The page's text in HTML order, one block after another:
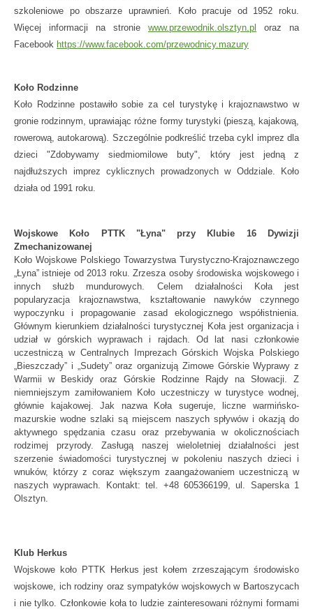
szkoleniowe po obszarze uprawnień. Koło pracuje od 1952 roku.
Więcej informacji na stronie www.przewodnik.olsztyn.pl
oraz na
Facebook https://www.facebook.com/przewodnicy.mazury
Koło Rodzinne
Koło Rodzinne postawiło sobie za cel turystykę i krajoznawstwo w
gronie rodzinnym, uprawiając różne formy turystyki (pieszą, kajakową,
rowerową, autokarową). Szczególnie podkreślić trzeba cykl imprez dla
dzieci "Zdobywamy siedmiomilowe buty", który jest jedną z
najdłuższych imprez cyklicznych prowadzonych w Oddziale. Koło
działa od 1991 roku.
Wojskowe Koło PTTK "Łyna" przy Klubie 16 Dywizji
Zmechanizowanej
Koło Wojskowe Polskiego Towarzystwa Turystyczno-Krajoznawczego
„Łyna” istnieje od 2013 roku. Zrzesza osoby środowiska wojskowego i
innych służb mundurowych. Celem działalności Koła jest
popularyzacja krajoznawstwa, kształtowanie nawyków czynnego
wypoczynku i propagowanie zasad ekologicznego współistnienia.
Głównym kierunkiem działalności turystycznej Koła jest organizacja i
udział w górskich wyprawach i rajdach. Od lat nasi członkowie
uczestniczą w Centralnych Imprezach Górskich Wojska Polskiego
„Bieszczady” i „Sudety” oraz organizują Zimowe Górskie Wyprawy z
Warmii w Beskidy oraz Górskie Rodzinne Rajdy na Słowacji. Z
niemniejszym zamiłowaniem Koło uczestniczy w turystyce wodnej,
głównie kajakowej. Jak nazwa Koła sugeruje, liczne warmińsko-
mazurskie wodne szlaki są miejscem naszych spływów i okazją do
aktywnego spędzania czasu oraz przebywania w okolicznościach
rodzimej przyrody. Zasługą naszej wieloletniej działalności jest
szerzenie świadomości turystycznej w pokoleniu naszych dzieci i
wnuków, którzy z coraz większym zaangażowaniem uczestniczą w
naszych wyprawach. Kontakt: tel. +48 605366199, ul. Saperska 1
Olsztyn.
Klub Herkus
Wojskowe koło PTTK Herkus jest kołem zrzeszającym środowisko
wojskowe, ich rodziny oraz sympatyków wojskowych w Bartoszycach
i nie tylko. Członkowie koła to ludzie zainteresowani różnymi formami